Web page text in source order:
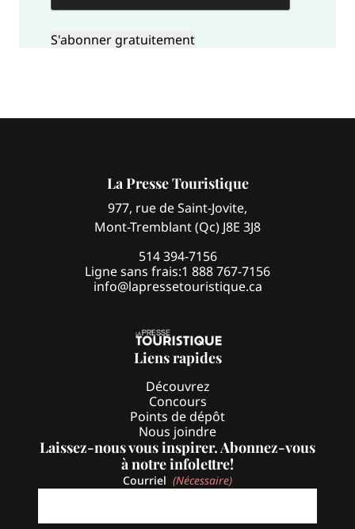
La Presse Touristique
977, rue de Saint-Jovite,
Mont-Tremblant (Qc) J8E 3J8
514 394-7156
Ligne sans frais:1 888 767-7156
info@lapressetouristique.ca
Liens rapides
Découvrez
Concours
Points de dépôt
Nous joindre
Laissez-nous vous inspirer. Abonnez-vous
à notre infolettre!
Courriel (Nécessaire)